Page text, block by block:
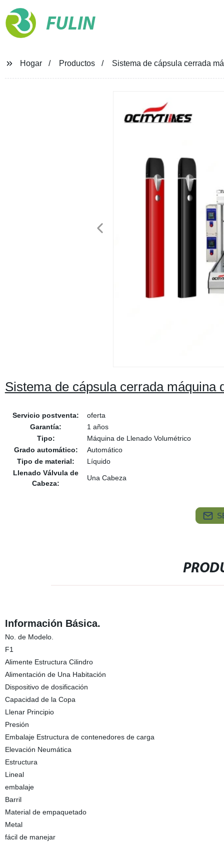
FULIN
Hogar Productos Sistema de cápsula cerrada
Sistema de cápsula cerrada máquina
Servicio postventa:
oferta
Garantía:
1 años
Tipo:
Máquina de Llenado Volumétrico
Grado automático:
Automático
Tipo de material:
Líquido
Llenado Válvula de
Cabeza:
Una Cabeza
Información Básica.
No. de Modelo.
F1
Alimente Estructura Cilindro
Alimentación de Una Habitación
Dispositivo de dosificación
Capacidad de la Copa
Llenar Principio
Presión
Embalaje Estructura de contenedores de carga
Elevación Neumática
Estructura
Lineal
embalaje
Barril
Material de empaquetado
Metal
fácil de manejar